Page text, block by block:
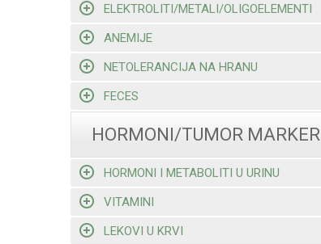
ELEKTROLITI/METALI/OLIGOELEMENTI
ANEMIJE
NETOLERANCIJA NA HRANU
FECES
HORMONI/TUMOR MARKERI
HORMONI I METABOLITI U URINU
VITAMINI
LEKOVI U KRVI